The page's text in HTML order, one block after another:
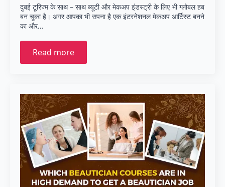
दुबई टूरिज्म के साथ – साथ ब्यूटी और मेकअप इंडस्ट्री के लिए भी ग्लोबल हब
बन चूका है। अगर आपका भी सपना है एक इंटरनेशनल मेकअप आर्टिस्ट बनने
का और…
Read more